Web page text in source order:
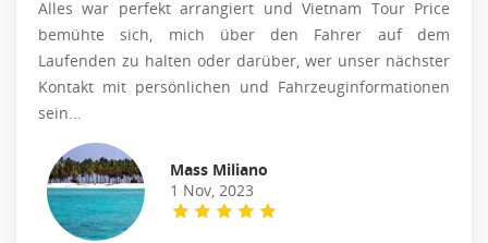
Alles war perfekt arrangiert und Vietnam Tour Price
bemühte sich, mich über den Fahrer auf dem
Laufenden zu halten oder darüber, wer unser nächster
Kontakt mit persönlichen und Fahrzeuginformationen
sein...
Mass Miliano
1 Nov, 2023